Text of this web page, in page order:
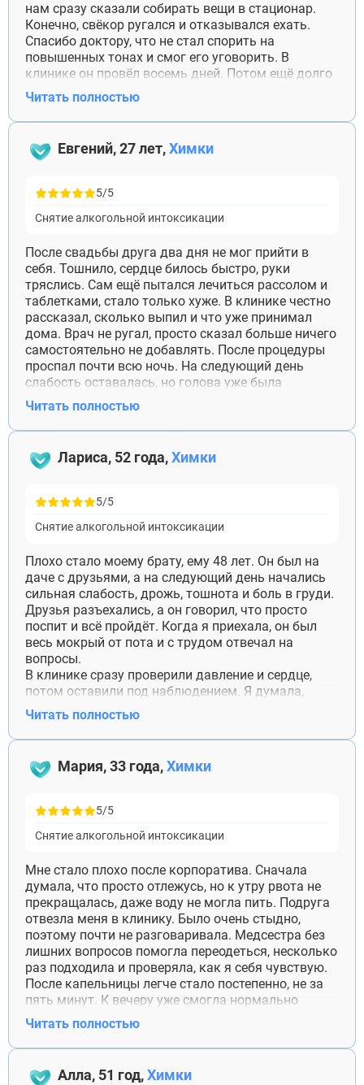
нам сразу сказали собирать вещи в стационар.
Конечно, свёкор ругался и отказывался ехать.
Спасибо доктору, что не стал спорить на
повышенных тонах и смог его уговорить. В
клинике он провёл восемь дней. Потом ещё долго
был слабый, но хотя бы понял, насколько всё было
серьёзно.
Читать полностью
Евгений, 27 лет,Химки
5/5
Снятие алкогольной интоксикации
После свадьбы друга два дня не мог прийти в
себя. Тошнило, сердце билось быстро, руки
тряслись. Сам ещё пытался лечиться рассолом и
таблетками, стало только хуже. В клинике честно
рассказал, сколько выпил и что уже принимал
дома. Врач не ругал, просто сказал больше ничего
самостоятельно не добавлять. После процедуры
проспал почти всю ночь. На следующий день
слабость оставалась, но голова уже была
нормальная. Спасибо врачу за помощь и
отдельное спасибо за отсутствие лекций.
Читать полностью
Лариса, 52 года,Химки
5/5
Снятие алкогольной интоксикации
Плохо стало моему брату, ему 48 лет. Он был на
даче с друзьями, а на следующий день начались
сильная слабость, дрожь, тошнота и боль в груди.
Друзья разъехались, а он говорил, что просто
поспит и всё пройдёт. Когда я приехала, он был
весь мокрый от пота и с трудом отвечал на
вопросы.
В клинике сразу проверили давление и сердце,
потом оставили под наблюдением. Я думала,
поставят капельницу и через час отпустят, но врач
объяснил, почему торопиться нельзя. Брат провёл
там сутки. Сейчас всё нормально. Благодарна, что
отмахивались, хотя я очень нервничала и
Читать полностью
Мария, 33 года,Химки
5/5
Снятие алкогольной интоксикации
Мне стало плохо после корпоратива. Сначала
думала, что просто отлежусь, но к утру рвота не
прекращалась, даже воду не могла пить. Подруга
отвезла меня в клинику. Было очень стыдно,
поэтому почти не разговаривала. Медсестра без
лишних вопросов помогла переодеться, несколько
раз подходила и проверяла, как я себя чувствую.
После капельницы легче стало постепенно, не за
пять минут. К вечеру уже смогла нормально
встать и поесть. Спасибо за спокойное отношение,
без усмешек и нравоучений.
Читать полностью
Алла, 51 год,Химки
Отправить
Оставляя заявку Вы соглашаетесь с
политикой
конфиденциальности
Отправить
конфиденциальности
Дмитров
Фрязино
Дзержинский
Солнечногорск
Краснознаменск
Апрелевка
Звенигород
Шатура
Истра
Можайск
Дедовск
Луховицы
Лосино-Петровский
Красноармейск
Волоколамск
Озёры
Старая Купавна
Кубинка
Голицыно
Бронницы
Хотьково
Зарайск
Пущино
Черноголовка
Руза
Краснозаводск
Белоозёрский
Высоковск
Дрезна
Пересвет